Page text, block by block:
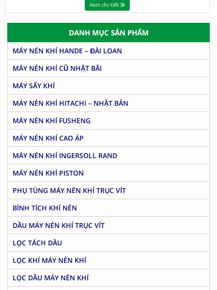
Xem chi tiết
DANH MỤC SẢN PHẨM
MÁY NÉN KHÍ HANDE – ĐÀI LOAN
MÁY NÉN KHÍ CŨ NHẬT BÃI
MÁY SẤY KHÍ
MÁY NÉN KHÍ HITACHI – NHẬT BẢN
MÁY NÉN KHÍ FUSHENG
MÁY NÉN KHÍ CAO ÁP
MÁY NÉN KHÍ INGERSOLL RAND
MÁY NÉN KHÍ PISTON
PHỤ TÙNG MÁY NÉN KHÍ TRỤC VÍT
BÌNH TÍCH KHÍ NÉN
DẦU MÁY NÉN KHÍ TRỤC VÍT
LỌC TÁCH DẦU
LỌC KHÍ MÁY NÉN KHÍ
LỌC DẦU MÁY NÉN KHÍ